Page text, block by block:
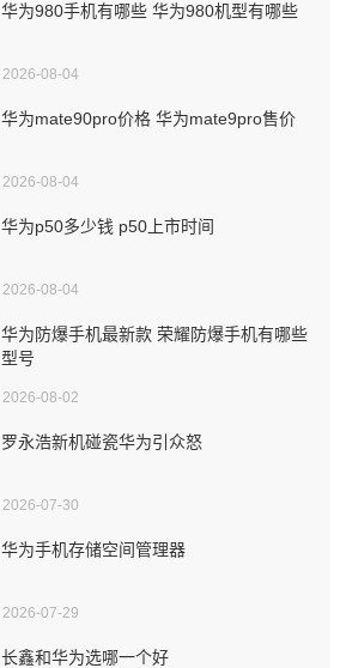
华为980手机有哪些 华为980机型有哪些
2026-08-04
华为mate90pro价格 华为mate9pro售价
2026-08-04
华为p50多少钱 p50上市时间
2026-08-04
华为防爆手机最新款 荣耀防爆手机有哪些
型号
2026-08-02
罗永浩新机碰瓷华为引众怒
2026-07-30
华为手机存储空间管理器
2026-07-29
长鑫和华为选哪一个好